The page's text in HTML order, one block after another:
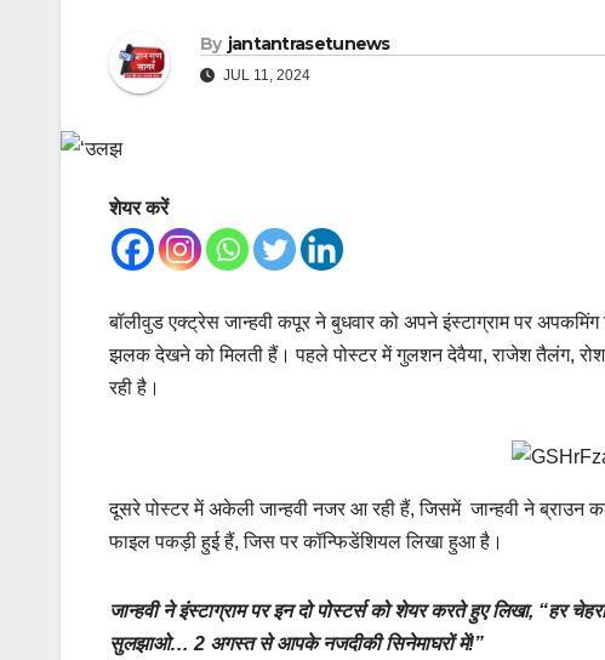
By jantantrasetunews
JUL 11, 2024
शेयर करें
बॉलीवुड एक्ट्रेस जान्हवी कपूर ने बुधवार को अपने इंस्टाग्राम पर
झलक देखने को मिलती हैं। पहले पोस्टर में गुलशन देवैया, राजेश तैलंग,
रही है।
दूसरे पोस्टर में अकेली जान्हवी नजर आ रही हैं, जिसमें जान्हवी ने
फाइल पकड़ी हुई हैं, जिस पर कॉन्फिडेंशियल लिखा हुआ है।
जान्हवी ने इंस्टाग्राम पर इन दो पोस्टर्स को शेयर करते हुए लिखा, “हर
सुलझाओ… 2 अगस्त से आपके नजदीकी सिनेमाघरों में!”